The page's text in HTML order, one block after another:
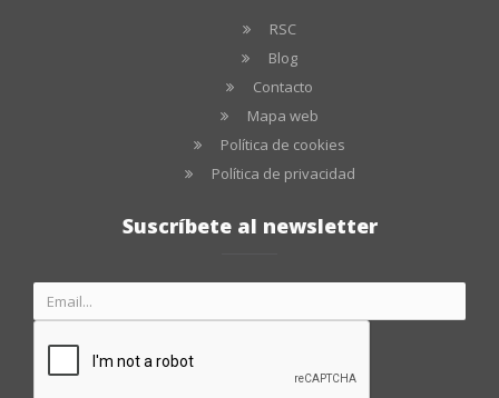
RSC
Blog
Contacto
Mapa web
Política de cookies
Política de privacidad
Suscríbete al newsletter